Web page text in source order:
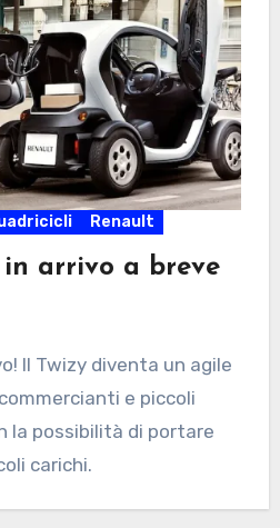
Renault
in arrivo a breve
Il Twizy diventa un agile
e piccoli
la possibilità di portare
carichi.